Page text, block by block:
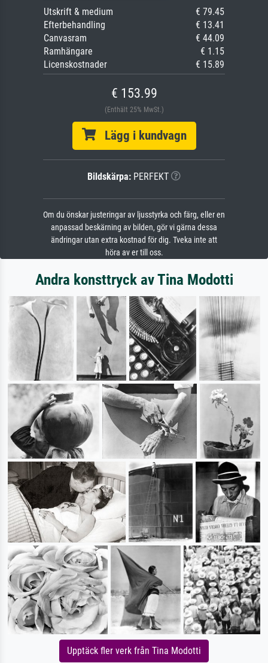
Utskrift & medium
€ 79.45
Efterbehandling
€ 13.41
Canvasram
€ 44.09
Ramhängare
€ 1.15
Licenskostnader
€ 15.89
€ 153.99
(Enthält 25% MwSt.)
Lägg i kundvagn
Bildskärpa: PERFEKT
Om du önskar justeringar av ljusstyrka och färg, eller en
anpassad beskärning av bilden, gör vi gärna dessa
ändringar utan extra kostnad för dig. Tveka inte att
höra av er till oss.
Andra konsttryck av Tina Modotti
Upptäck fler verk från Tina Modotti